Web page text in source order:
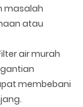
masalah
atau
air murah
membebani